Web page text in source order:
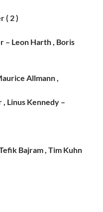
( 2 )
– Leon Harth , Boris
Allmann ,
Linus Kennedy –
Bajram , Tim Kuhn